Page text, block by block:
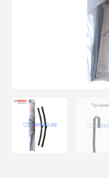
&
530mm
količina